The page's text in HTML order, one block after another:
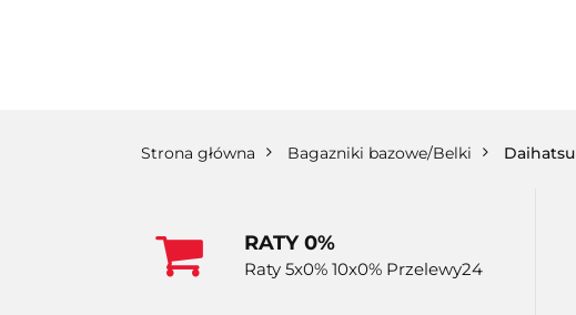
Strona główna Bagazniki bazowe/Belki Daihatsu
RATY 0%
Raty 5x0% 10x0% Przelewy24